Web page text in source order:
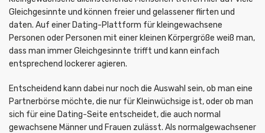
Gleichgesinnte und können freier und gelassener flirten und
daten. Auf einer Dating-Plattform für kleingewachsene
Personen oder Personen mit einer kleinen Körpergröße weiß man,
dass man immer Gleichgesinnte trifft und kann einfach
entsprechend lockerer agieren.
Entscheidend kann dabei nur noch die Auswahl sein, ob man eine
Partnerbörse möchte, die nur für Kleinwüchsige ist, oder ob man
sich für eine Dating-Seite entscheidet, die auch normal
gewachsene Männer und Frauen zulässt. Als normalgewachsener